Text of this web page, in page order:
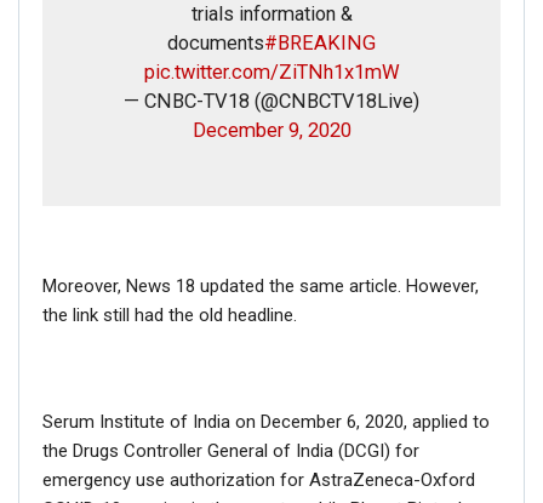
trials information &
documents#BREAKING
pic.twitter.com/ZiTNh1x1mW
— CNBC-TV18 (@CNBCTV18Live)
December 9, 2020
Moreover, News 18 updated the same article. However,
the link still had the old headline.
Serum Institute of India on December 6, 2020, applied to
the Drugs Controller General of India (DCGI) for
emergency use authorization for AstraZeneca-Oxford